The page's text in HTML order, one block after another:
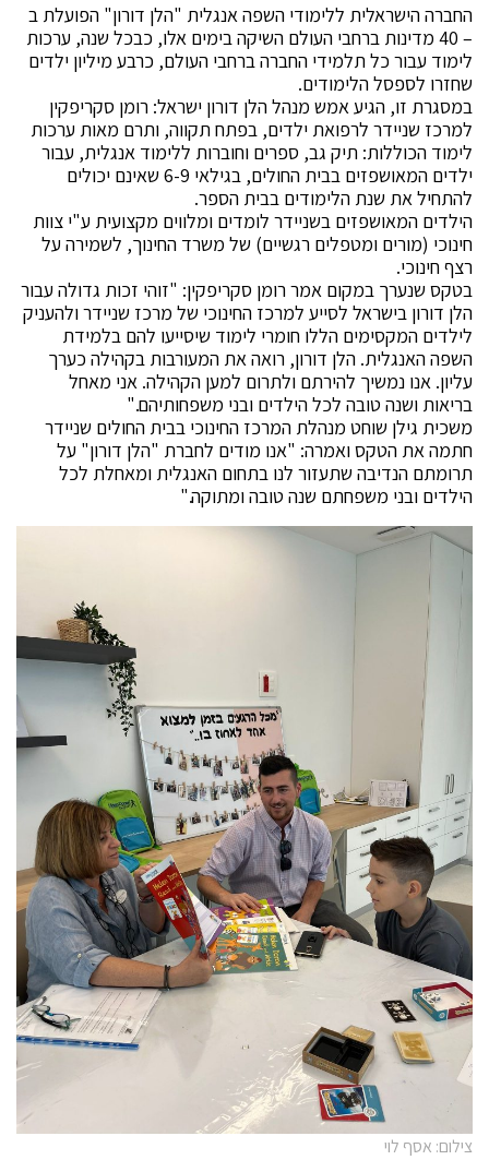
החברה הישראלית ללימודי השפה אנגלית "הלן דורון" הפועלת ב
– 40 מדינות ברחבי העולם השיקה בימים אלו, כבכל שנה, ערכות
לימוד עבור כל תלמידי החברה ברחבי העולם, כרבע מיליון ילדים
שחזרו לספסל הלימודים.
במסגרת זו, הגיע אמש מנהל הלן דורון ישראל: רומן סקריפקין
למרכז שניידר לרפואת ילדים, בפתח תקווה, ותרם מאות ערכות
לימוד הכוללות: תיק גב, ספרים וחוברות ללימוד אנגלית, עבור
ילדים המאושפזים בבית החולים, בגילאי 6-9 שאינם יכולים
להתחיל את שנת הלימודים בבית הספר.
הילדים המאושפזים בשניידר לומדים ומלווים מקצועית ע"י צוות
חינוכי (מורים ומטפלים רגשיים) של משרד החינוך, לשמירה על
רצף חינוכי.
בטקס שנערך במקום אמר רומן סקריפקין: "זוהי זכות גדולה עבור
הלן דורון בישראל לסייע למרכז החינוכי של מרכז שניידר ולהעניק
לילדים המקסימים הללו חומרי לימוד שיסייעו להם בלמידת
השפה האנגלית. הלן דורון, רואה את המעורבות בקהילה כערך
עליון. אנו נמשיך להירתם ולתרום למען הקהילה. אני מאחל
בריאות ושנה טובה לכל הילדים ובני משפחותיהם."
משכית גילן שוחט מנהלת המרכז החינוכי בבית החולים שניידר
חתמה את הטקס ואמרה: "אנו מודים לחברת "הלן דורון" על
תרומתם הנדיבה שתעזור לנו בתחום האנגלית ומאחלת לכל
הילדים ובני משפחתם שנה טובה ומתוקה."
צילום: אסף לוי